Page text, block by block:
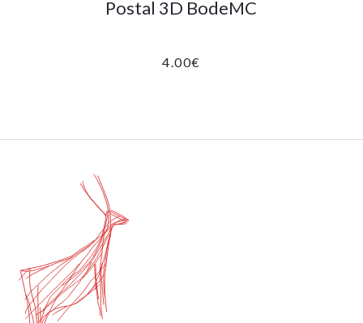
Postal 3D BodeMC
4.00€